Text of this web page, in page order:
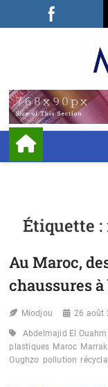
Facebook
LinkedIn
Étiquette :
Au Maroc,
chaussures
Miodjou 26 août
Abdelmajid El
plastiques Maroc
Oughzo pollution